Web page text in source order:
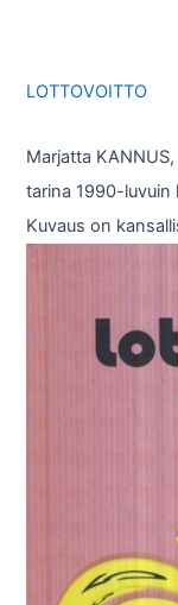
LOTTOVOITTO
Marjatta
tarina 1990-
Kuvaus on